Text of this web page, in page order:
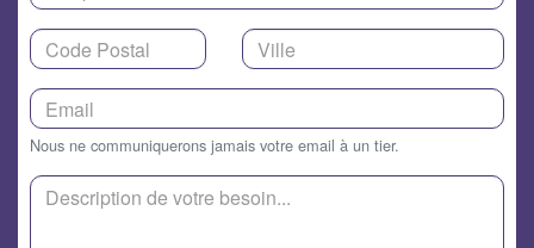
Nous ne communiquerons jamais votre email à un tier.